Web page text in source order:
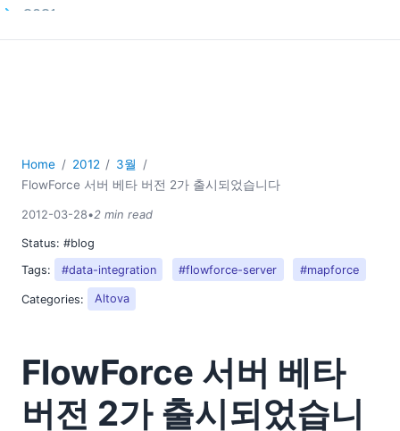
2021
2020
2014
2012
01
02
FlowForce 서버 베타 버전 2가 출시되었습니다
DevConnections에서 Altova를 방문하세요!
웹 페이지 제작: 스타일비전을 활용한 HTML 디자인
XML의 글로벌 표준화 현황
04
Home 2012
3월
FlowForce 서버 베타 버전 2가 출시되었습니다
2012-03-28•2 min read
Status: #blog
Tags:
#data-integration #flowforce-server #mapforce
Categories: Altova
FlowForce 서버 베타
버전 2가 출시되었습니